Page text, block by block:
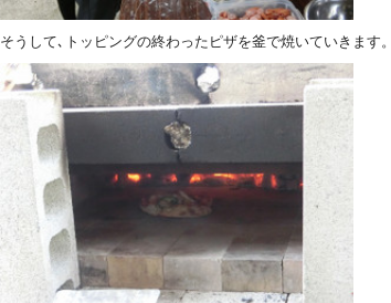
そうして､トッピングの終わったピザを釜で焼いていきます